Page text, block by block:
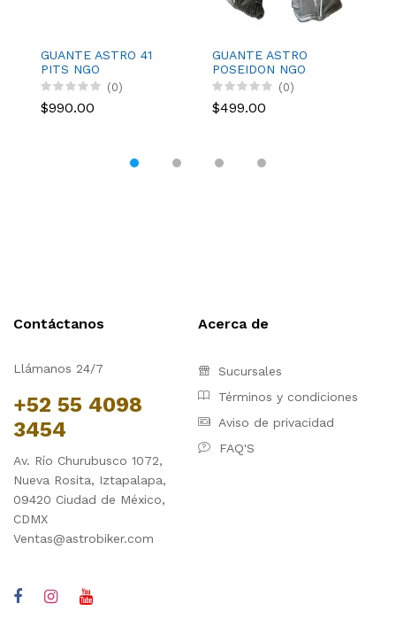
GUANTE ASTRO 41
PITS NGO
(0)
$990.00
GUANTE ASTRO
POSEIDON NGO
IMPERMEABLES
(0)
$499.00
Contáctanos
Llámanos 24/7
+52 55 4098
3454
Av. Río Churubusco 1072,
Nueva Rosita, Iztapalapa,
09420 Ciudad de México,
CDMX
Ventas@astrobiker.com
Acerca de
Sucursales
Términos y condiciones
Aviso de privacidad
FAQ'S